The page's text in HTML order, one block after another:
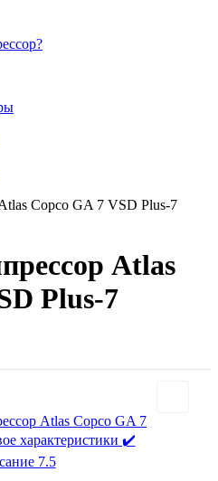
Copco GA 7 VSD Plus-7
Atlas
Plus-7